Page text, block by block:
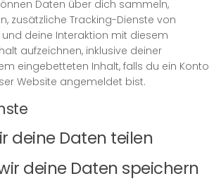
Daten über dich sammeln,
zusätzliche Tracking-Dienste von
deine Interaktion mit diesem
aufzeichnen, inklusive deiner
eingebetteten Inhalt, falls du ein Konto
Website angemeldet bist.
deine Daten teilen
deine Daten speichern